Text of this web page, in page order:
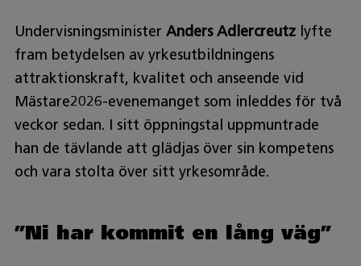
Undervisningsminister Anders Adlercreutzlyfte
fram betydelsen av yrkesutbildningens
attraktionskraft, kvalitet och anseende vid
Mästare2026-evenemanget som inleddes för två
veckor sedan. I sitt öppningstal uppmuntrade
han de tävlande att glädjas över sin kompetens
och vara stolta över sitt yrkesområde.
”Ni har kommit en lång väg”